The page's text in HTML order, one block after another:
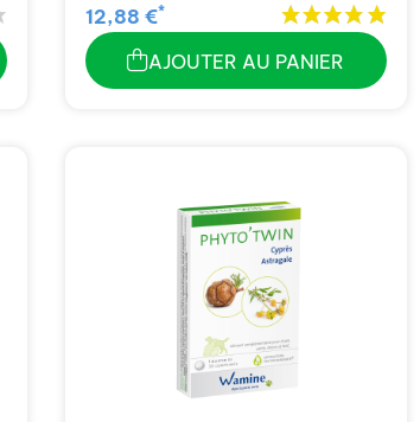
12,88 €*
AJOUTER AU PANIER